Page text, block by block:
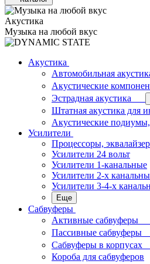
Акустика
Музыка на любой вкус
Акустика
Автомобильная
Акустические
Эстрадная акустика
Штатная акустика для
Акустические
Усилители
Процессоры,
Усилители 24 вольт
Усилители 1-канальные
Усилители 2-х
Усилители 3-4-х
Еще
Сабвуферы
Активные сабвуферы
Пассивные сабвуферы
Сабвуферы в корпусах
Короба для сабвуферов